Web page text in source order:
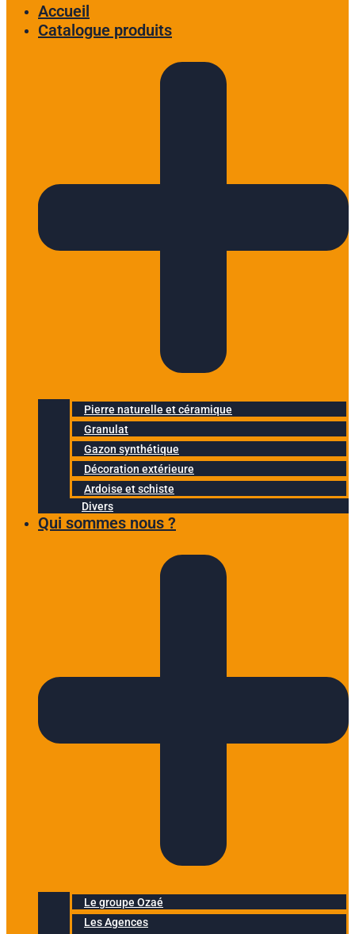
Accueil
Catalogue produits
Pierre naturelle et céramique
Granulat
Gazon synthétique
Décoration extérieure
Ardoise et schiste
Divers
Qui sommes nous ?
Le groupe Ozaé
Les Agences